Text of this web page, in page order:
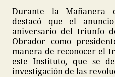
Durante la Mañanera
destacó que el
aniversario del triunfo
Obrador como
manera de reconocer el
este Instituto, que se
investigación de las